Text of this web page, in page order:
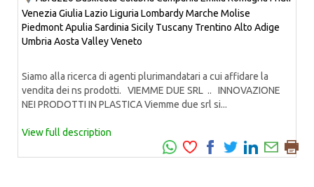
Venezia Giulia Lazio Liguria LombardyMarche Molise
PiedmontApulia Sardinia Sicily Tuscany Trentino Alto Adige
Umbria Aosta ValleyVeneto
Siamo alla ricerca di agenti plurimandatari a cui affidare la
vendita dei ns prodotti. VIEMME DUE SRL .. INNOVAZIONE
NEI PRODOTTI IN PLASTICA Viemme due srl si...
View full description